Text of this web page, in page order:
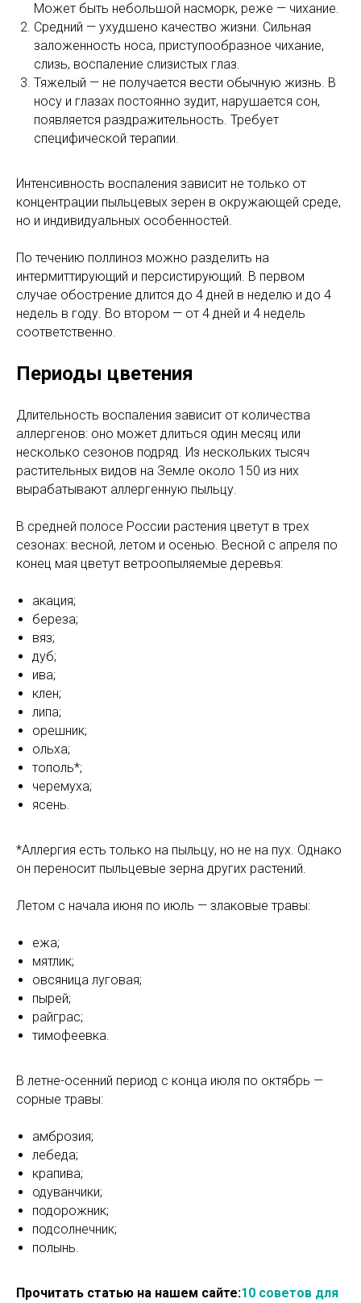
Может быть небольшой насморк, реже — чихание.
Средний — ухудшено качество жизни. Сильная
заложенность носа, приступообразное чихание,
слизь, воспаление слизистых глаз.
Тяжелый — не получается вести обычную жизнь. В
носу и глазах постоянно зудит, нарушается сон,
появляется раздражительность. Требует
специфической терапии.
Интенсивность воспаления зависит не только от
концентрации пыльцевых зерен в окружающей среде,
но и индивидуальных особенностей.
По течению поллиноз можно разделить на
интермиттирующий и персистирующий. В первом
случае обострение длится до 4 дней в неделю и до 4
недель в году. Во втором — от 4 дней и 4 недель
соответственно.
Периоды цветения
Длительность воспаления зависит от количества
аллергенов: оно может длиться один месяц или
несколько сезонов подряд. Из нескольких тысяч
растительных видов на Земле около 150 из них
вырабатывают аллергенную пыльцу.
В средней полосе России растения цветут в трех
сезонах: весной, летом и осенью. Весной с апреля по
конец мая цветут ветроопыляемые деревья:
акация;
береза;
вяз;
дуб;
ива;
клен;
липа;
орешник;
ольха;
тополь*;
черемуха;
ясень.
*Аллергия есть только на пыльцу, но не на пух. Однако
он переносит пыльцевые зерна других растений.
Летом с начала июня по июль — злаковые травы:
ежа;
мятлик;
овсяница луговая;
пырей;
райграс;
тимофеевка.
В летне-осенний период с конца июля по октябрь —
сорные травы:
амброзия;
лебеда;
крапива;
одуванчики;
подорожник;
подсолнечник;
полынь.
Прочитать статью на нашем сайте:10 советов для